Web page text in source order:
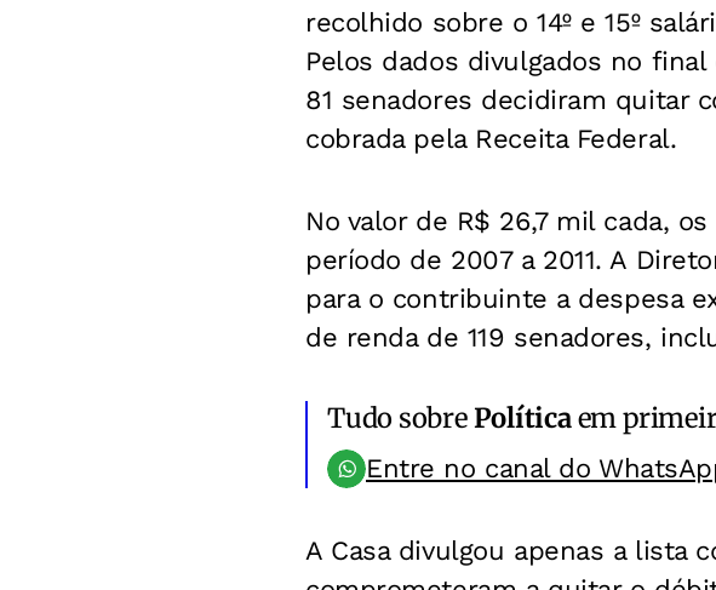
recolhido sobre o 14º e 15º
Pelos dados divulgados no
81 senadores decidiram quitar
cobrada pela Receita Federal.
No valor de R$ 26,7 mil cada,
período de 2007 a 2011. A
para o contribuinte a despesa
de renda de 119 senadores,
Tudo sobrePolíticaem
Entre no canal do
A Casa divulgou apenas a lista